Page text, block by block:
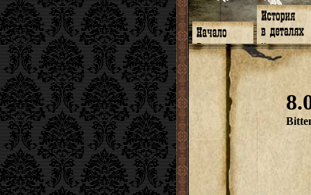
Главная
Программа
Форум
Facebook
Гостевая
Книги
Галереи
Музыка
Видео
Субтитры
Заметки
Мысли
Откровение